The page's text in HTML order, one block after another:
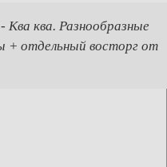
Ква ква. Разнообразные
+ отдельный восторг от